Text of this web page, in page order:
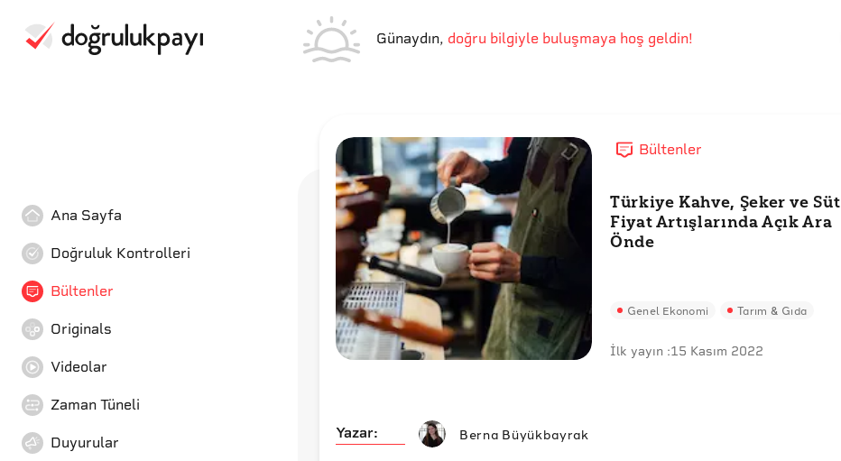
Günaydın, doğru bilgiyle buluşmaya hoş geldin!
Ana Sayfa
Doğruluk Kontrolleri
Bültenler
Originals
Videolar
Zaman Tüneli
Duyurular
Bültenler
Türkiye Kahve, Şeker ve Süt
Fiyat Artışlarında Açık Ara
Önde
Genel Ekonomi Tarım & Gıda
İlk yayın :15 Kasım 2022
Yazar: Berna Büyükbayrak